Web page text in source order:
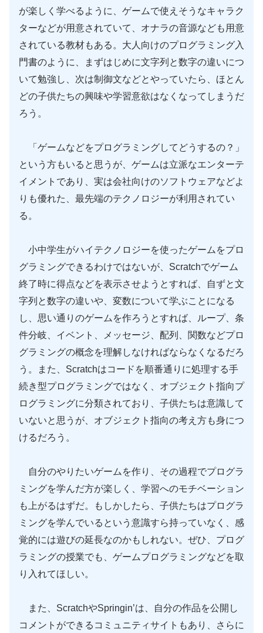
が楽しく学べるように、ゲームで使えそうなキャラク
ターなどが用意されていて、オナラの音源なども用意
されている教材もある。大人向けのプログラミング入
門書のように、まずはじめに文字列と数字の違いにつ
いて勉強し、次は制御文などとやっていたら、ほとん
どの子供たちの興味や学習意欲はなくなってしまうだ
ろう。
「ゲームなどをプログラミングしてどうするの？」
という方もいると思うが、ゲームは立派なエンターテ
イメントであり、実は会社向けのソフトウェアなどよ
りも優れた、最先端のテクノロジーが利用されてい
る。
小中学生がハイテクノロジーを使ったゲームをプロ
グラミングできるわけではないが、Scratchでゲーム
終了時に得点などを表示させようとすれば、自ずと文
字列と数字の違いや、変数について学ぶことになる
し、思い通りのゲームを作ろうとすれば、ループ、条
件分岐、イベント、メッセージ、配列、関数などプロ
グラミングの概念を理解しなければならなくなるだろ
う。また、Scratchはコードを順番通りに処理する手
続き型プログラミングではなく、オブジェクト指向プ
ログラミングに分類されており、子供たちは意識して
いないと思うが、オブジェクト指向の考え方も身につ
けるだろう。
自分のやりたいゲームを作り、その過程でプログラ
ミングを学んだ方が楽しく、学習へのモチベーション
も上がるはずだ。もしかしたら、子供たちはプログラ
ミングを学んでいるという意識すら持っていなく、感
覚的には遊びの延長なのかもしれない。ぜひ、プログ
ラミングの授業でも、ゲームプログラミングなどを取
り入れてほしい。
また、ScratchやSpringin’は、自分の作品を公開し
コメントができるコミュニティサイトもあり、さらに